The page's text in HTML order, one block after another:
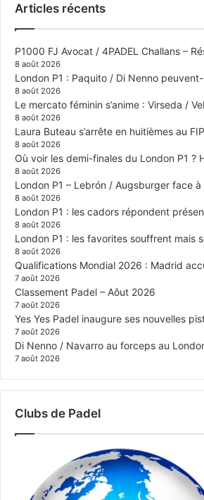
Articles récents
P1000 FJ Avocat / 4PADEL Challans –
8 août 2026
London P1 : Paquito / Di Nenno
8 août 2026
Le mercato féminin s’anime : Virseda /
8 août 2026
Laura Buteau s’arrête en huitièmes au
8 août 2026
Où voir les demi-finales du London P1 ?
8 août 2026
London P1 – Lebrón / Augsburger face
8 août 2026
London P1 : les cadors répondent
8 août 2026
London P1 : les favorites souffrent mais
8 août 2026
Qualifications Mondial 2026 : Madrid
7 août 2026
Classement Padel – Aôut 2026
7 août 2026
Yes Yes Padel inaugure ses nouvelles
7 août 2026
Di Nenno / Navarro au forceps au
7 août 2026
Clubs de Padel